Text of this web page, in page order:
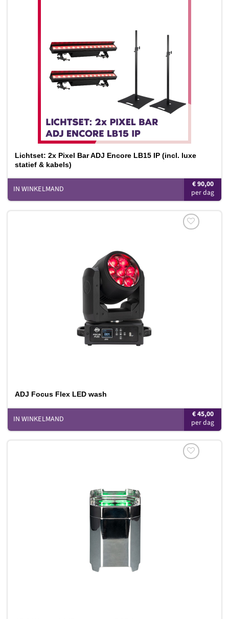
Lichtset: 2x Pixel Bar ADJ Encore LB15 IP (incl. luxe
statief & kabels)
€90,00
IN WINKELMAND
ADJ Focus Flex LED wash
€45,00
IN WINKELMAND